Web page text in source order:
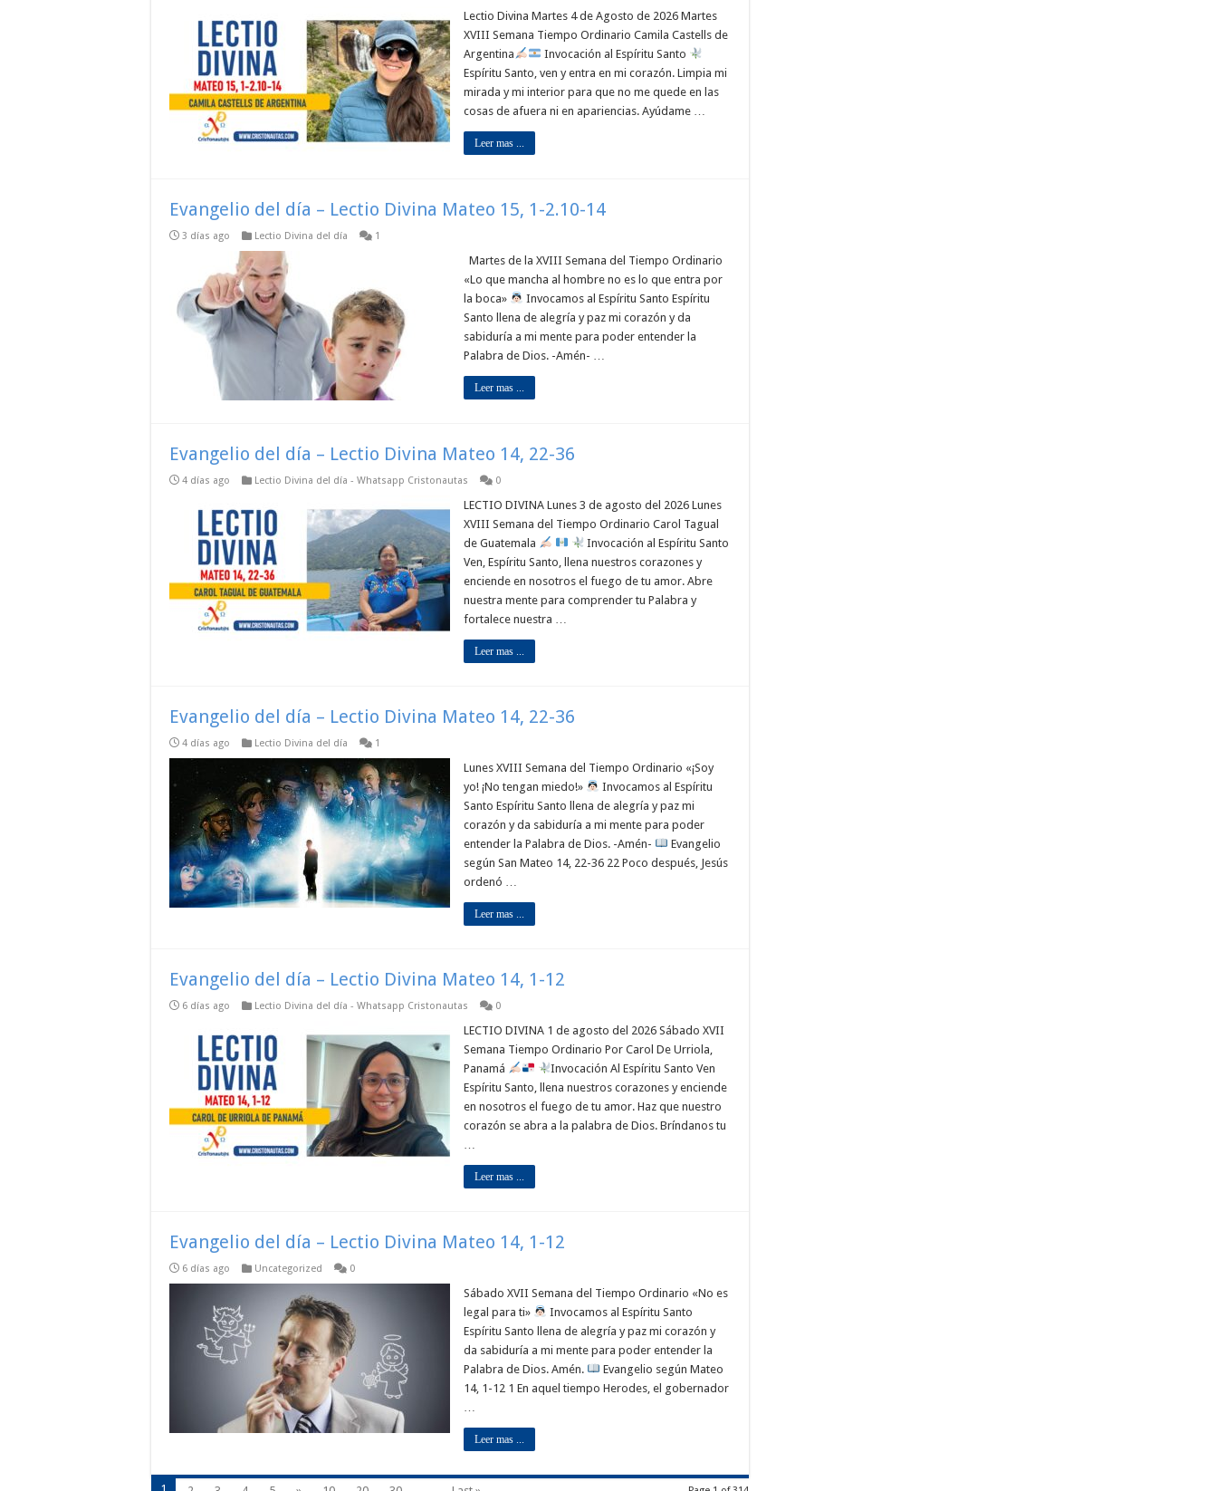
Lectio Divina Martes 4 de Agosto de 2026 Martes
XVIII Semana Tiempo Ordinario Camila Castells de
Argentina
Invocación al Espíritu Santo
Espíritu Santo, ven y entra en mi corazón. Limpia mi
mirada y mi interior para que no me quede en las
cosas de afuera ni en apariencias. Ayúdame …
Leer mas ...
Evangelio del día – Lectio Divina Mateo 15, 1-2.10-14
3 días ago Lectio Divina del día 1
Martes de la XVIII Semana del Tiempo Ordinario
«Lo que mancha al hombre no es lo que entra por
la boca»
Invocamos al Espíritu Santo Espíritu
Santo llena de alegría y paz mi corazón y da
sabiduría a mi mente para poder entender la
Palabra de Dios. -Amén- …
Leer mas ...
Evangelio del día – Lectio Divina Mateo 14, 22-36
4 días ago Lectio Divina del día - Whatsapp Cristonautas 0
LECTIO DIVINA Lunes 3 de agosto del 2026 Lunes
XVIII Semana del Tiempo Ordinario Carol Tagual
de Guatemala
Invocación al Espíritu Santo
Ven, Espíritu Santo, llena nuestros corazones y
enciende en nosotros el fuego de tu amor. Abre
nuestra mente para comprender tu Palabra y
fortalece nuestra …
Leer mas ...
Evangelio del día – Lectio Divina Mateo 14, 22-36
4 días ago Lectio Divina del día 1
Lunes XVIII Semana del Tiempo Ordinario «¡Soy
yo! ¡No tengan miedo!»
Invocamos al Espíritu
Santo Espíritu Santo llena de alegría y paz mi
corazón y da sabiduría a mi mente para poder
entender la Palabra de Dios. -Amén-
Evangelio
según San Mateo 14, 22-36 22 Poco después, Jesús
ordenó …
Leer mas ...
Evangelio del día – Lectio Divina Mateo 14, 1-12
6 días ago Lectio Divina del día - Whatsapp Cristonautas 0
LECTIO DIVINA 1 de agosto del 2026 Sábado XVII
Semana Tiempo Ordinario Por Carol De Urriola,
Panamá
Invocación Al Espíritu Santo Ven
Espíritu Santo, llena nuestros corazones y enciende
en nosotros el fuego de tu amor. Haz que nuestro
corazón se abra a la palabra de Dios. Bríndanos tu
…
Leer mas ...
Evangelio del día – Lectio Divina Mateo 14, 1-12
6 días ago Uncategorized 0
Sábado XVII Semana del Tiempo Ordinario «No es
legal para ti»
Invocamos al Espíritu Santo
Espíritu Santo llena de alegría y paz mi corazón y
da sabiduría a mi mente para poder entender la
Palabra de Dios. Amén.
Evangelio según Mateo
14, 1-12 1 En aquel tiempo Herodes, el gobernador
…
Leer mas ...